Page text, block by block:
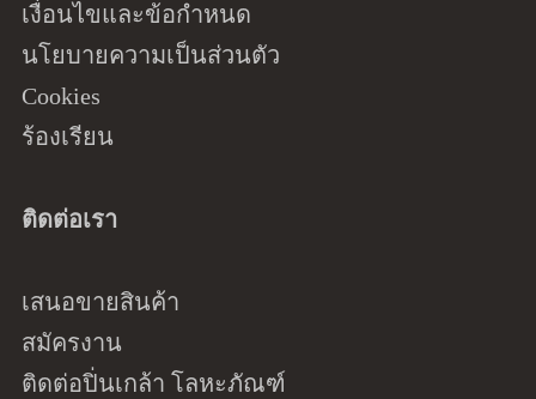
เงื่อนไขและข้อกำหนด
นโยบายความเป็นส่วนตัว
Cookies
ร้องเรียน
ติดต่อเรา
เสนอขายสินค้า
สมัครงาน
ติดต่อปิ่นเกล้า โลหะภัณฑ์